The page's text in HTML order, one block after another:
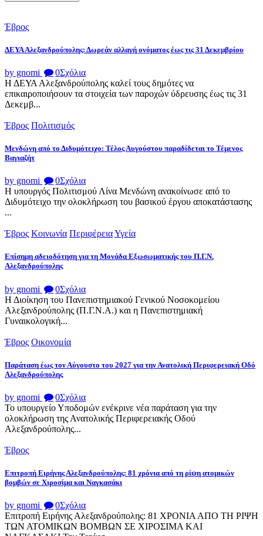
Έβρος
ΔΕΥΑ Αλεξανδρούπολης: Δωρεάν αλλαγή ονόματος έως τις 31 Δεκεμβρίου
by gnomi 0Σχόλια
Η ΔΕΥΑ Αλεξανδρούπολης καλεί τους δημότες να
επικαιροποιήσουν τα στοιχεία των παροχών ύδρευσης έως τις 31
Δεκεμβ...
Έβρος Πολιτισμός
Μενδώνη από το Διδυμότειχο: Τέλος Αυγούστου παραδίδεται το Τέμενος
Βαγιαζήτ
by gnomi 0Σχόλια
Η υπουργός Πολιτισμού Λίνα Μενδώνη ανακοίνωσε από το
Διδυμότειχο την ολοκλήρωση του βασικού έργου αποκατάστασης
...
Έβρος Κοινωνία ΠεριφέρειαΥγεία
Επίσημη αδειοδότηση για τη Μονάδα Εξωσωματικής του Π.Γ.Ν.
Αλεξανδρούπολης
by gnomi 0Σχόλια
Η Διοίκηση του Πανεπιστημιακού Γενικού Νοσοκομείου
Αλεξανδρούπολης (Π.Γ.Ν.Α.) και η Πανεπιστημιακή
Γυναικολογική...
Έβρος Οικονομία
Παράταση έως τον Αύγουστο του 2027 για την Ανατολική Περιφερειακή Οδό
Αλεξανδρούπολης
by gnomi 0Σχόλια
Το υπουργείο Υποδομών ενέκρινε νέα παράταση για την
ολοκλήρωση της Ανατολικής Περιφερειακής Οδού
Αλεξανδρούπολης...
Έβρος
Επιτροπή Ειρήνης Αλεξανδρούπολης: 81 χρόνια από τη ρίψη ατομικών
βομβών σε Χιροσίμα και Ναγκασάκι
by gnomi 0Σχόλια
Επιτροπή Ειρήνης Αλεξανδρούπολης: 81 ΧΡΟΝΙΑ ΑΠΟ ΤΗ ΡΙΨΗ
ΤΩΝ ΑΤΟΜΙΚΩΝ ΒΟΜΒΩΝ ΣΕ ΧΙΡΟΣΙΜΑ ΚΑΙ